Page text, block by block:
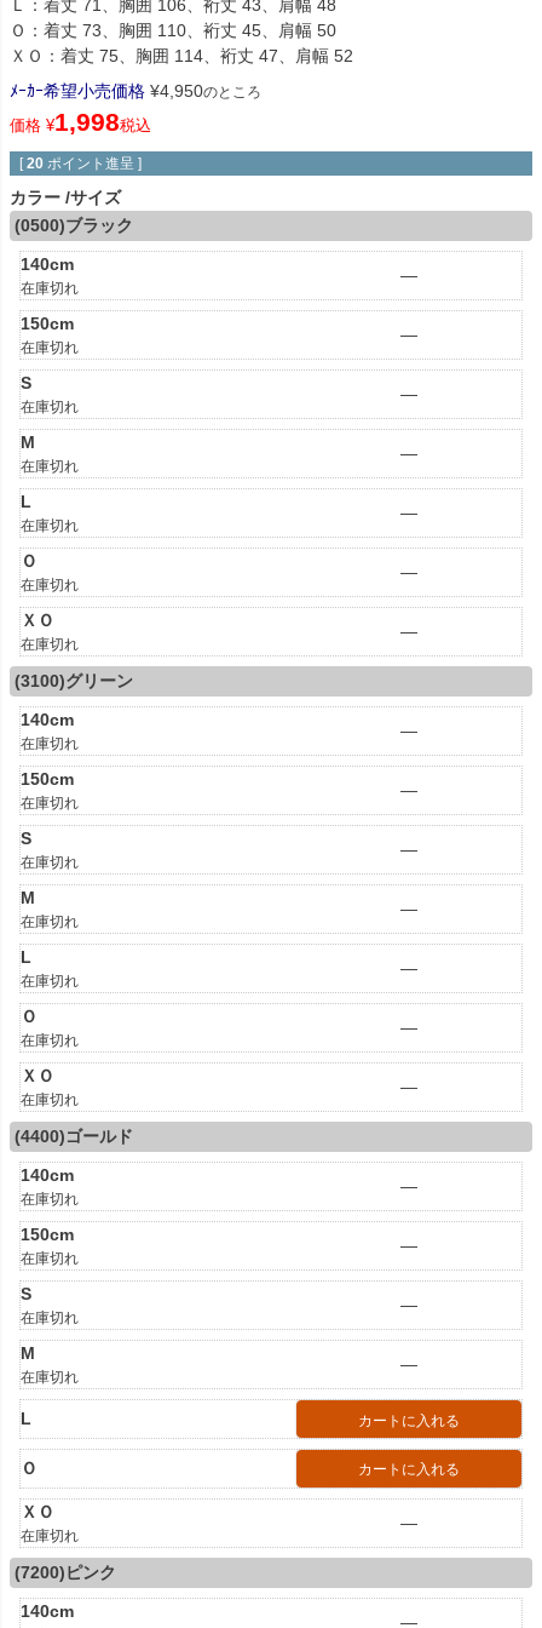
Ｌ：着丈 71、胸囲 106、裄丈 43、肩幅 48
Ｏ：着丈 73、胸囲 110、裄丈 45、肩幅 50
ＸＯ：着丈 75、胸囲 114、裄丈 47、肩幅 52
ﾒｰｶｰ希望小売価格 ¥4,950のところ
価格 ¥1,998税込
[ 20 ポイント進呈 ]
カラー サイズ
(0500)ブラック
140cm
在庫切れ
—
150cm
在庫切れ
—
S
在庫切れ
—
M
在庫切れ
—
L
在庫切れ
—
Ｏ
在庫切れ
—
ＸＯ
在庫切れ
—
(3100)グリーン
140cm
在庫切れ
—
150cm
在庫切れ
—
S
在庫切れ
—
M
在庫切れ
—
L
在庫切れ
—
Ｏ
在庫切れ
—
ＸＯ
在庫切れ
—
(4400)ゴールド
140cm
在庫切れ
—
150cm
在庫切れ
—
S
在庫切れ
—
M
在庫切れ
—
L カートに入れる
Ｏ カートに入れる
ＸＯ
在庫切れ
—
(7200)ピンク
140cm
—